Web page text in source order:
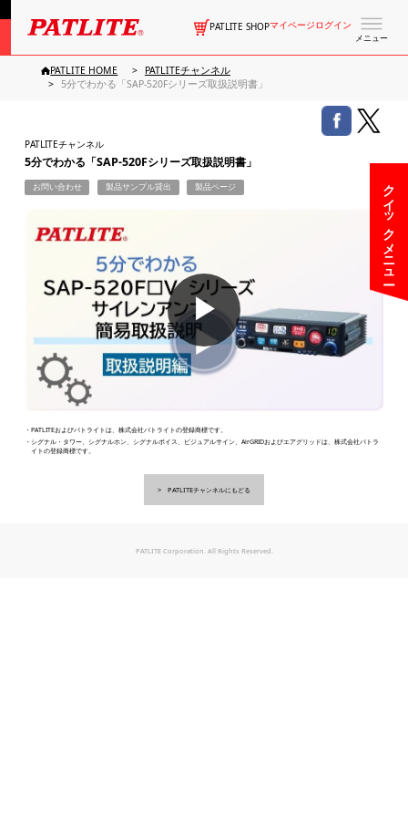
メニュー
PATLITE SHOPマイページログイン
クイックメニュー
PATLITE HOME
PATLITEチャンネル
5分でわかる「SAP-520Fシリーズ取扱説明書」
PATLITEチャンネル
5分でわかる「SAP-520Fシリーズ取扱説明書」
お問い合わせ 製品サンプル貸出 製品ページ
▶
・PATLITEおよびパトライトは、株式会社パトライトの登録商標です。
・シグナル・タワー、シグナルホン、シグナルボイス、ビジュアルサイン、AirGRIDおよびエアグリッドは、株式会社パトラ
イトの登録商標です。
PATLITEチャンネルにもどる
PATLITE Corporation. All Rights Reserved.